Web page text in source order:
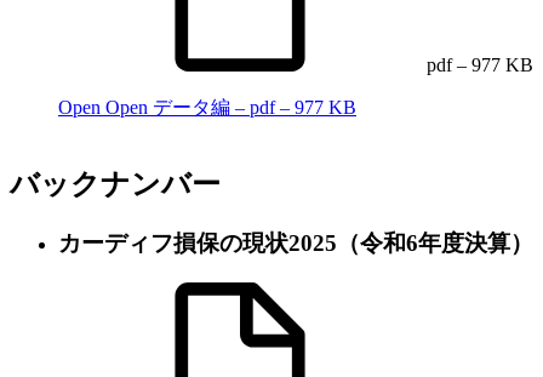
pdf – 977 KB
Open Open データ編 – pdf – 977 KB
バックナンバー
カーディフ損保の現状2025（令和6年度決算）